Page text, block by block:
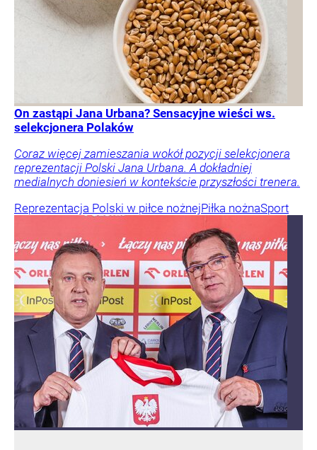
On zastąpi Jana Urbana? Sensacyjne wieści ws.
selekcjonera Polaków
Coraz więcej zamieszania wokół pozycji selekcjonera
reprezentacji Polski Jana Urbana. A dokładniej
medialnych doniesień w kontekście przyszłości trenera.
Reprezentacja Polski w piłce nożnejPiłka nożnaSport